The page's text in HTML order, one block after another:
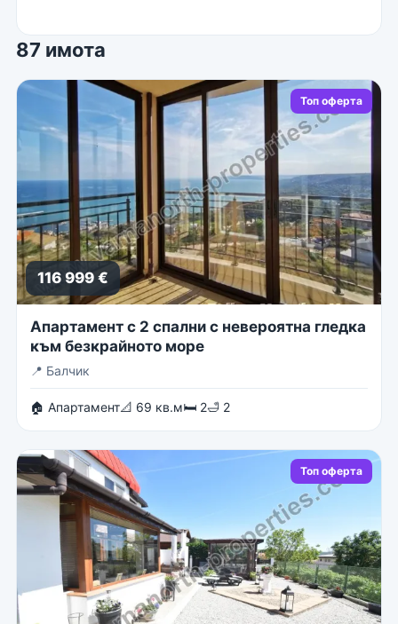
87 имота
Топ оферта
116 999 €
Апартамент с 2 спални с невероятна гледка
към безкрайното море
📍 Балчик
🏠 Апартамент📐 69 кв.м🛏 2🛁 2
Топ оферта